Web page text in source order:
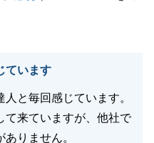
ございましたら、ぜひ
せ。
ています
と毎回感じています。
て来ていますが、他社で
りません。